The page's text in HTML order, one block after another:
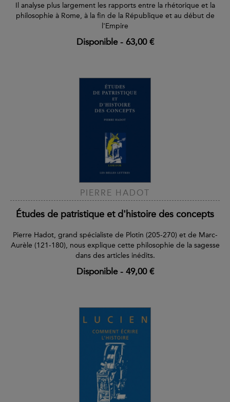
Il analyse plus largement les rapports entre la rhétorique et la
philosophie à Rome, à la fin de la République et au début de
l'Empire
Disponible- 63,00 €
PIERRE HADOT
Études de patristique et d'histoire des concepts
Pierre Hadot, grand spécialiste de Plotin (205-270) et de Marc-
Aurèle (121-180), nous explique cette philosophie de la sagesse
dans des articles inédits.
Disponible- 49,00 €